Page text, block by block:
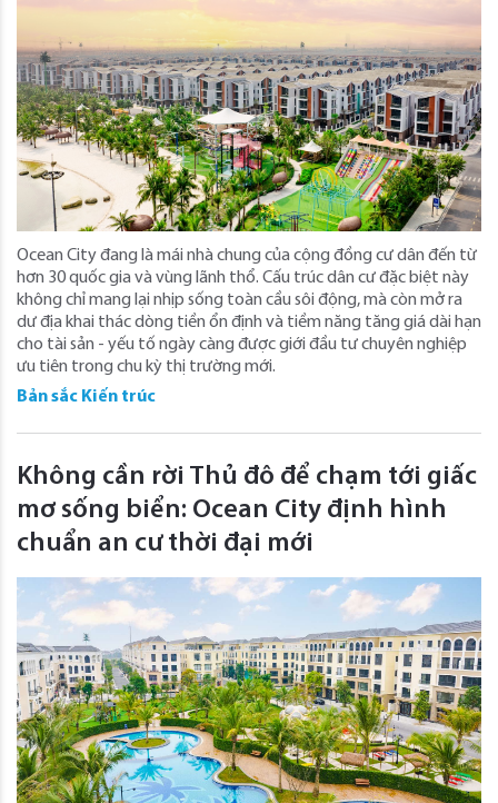
Ocean City đang là mái nhà chung của cộng đồng cư dân đến từ
hơn 30 quốc gia và vùng lãnh thổ. Cấu trúc dân cư đặc biệt này
không chỉ mang lại nhịp sống toàn cầu sôi động, mà còn mở ra
dư địa khai thác dòng tiền ổn định và tiềm năng tăng giá dài hạn
cho tài sản - yếu tố ngày càng được giới đầu tư chuyên nghiệp
ưu tiên trong chu kỳ thị trường mới.
Bản sắc Kiến trúc
Không cần rời Thủ đô để chạm tới giấc
mơ sống biển: Ocean City định hình
chuẩn an cư thời đại mới